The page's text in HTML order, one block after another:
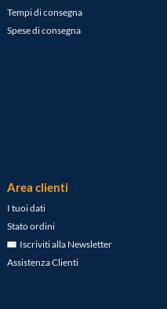
Tempi di consegna
Spese di consegna
Area clienti
I tuoi dati
Stato ordini
Iscriviti alla Newsletter
Assistenza Clienti